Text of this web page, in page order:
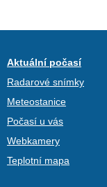
Aktuální počasí
Radarové snímky
Meteostanice
Počasí u vás
Webkamery
Teplotní mapa